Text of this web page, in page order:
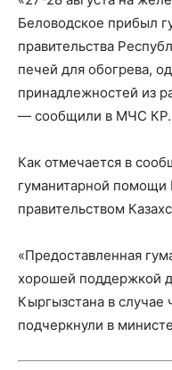
Беловодское прибыл
правительства
печей для обогрева,
принадлежностей из
— сообщили в МЧС КР.
Как отмечается в
гуманитарной помощи
правительством
«Предоставленная
хорошей поддержкой
Кыргызстана в
подчеркнули в